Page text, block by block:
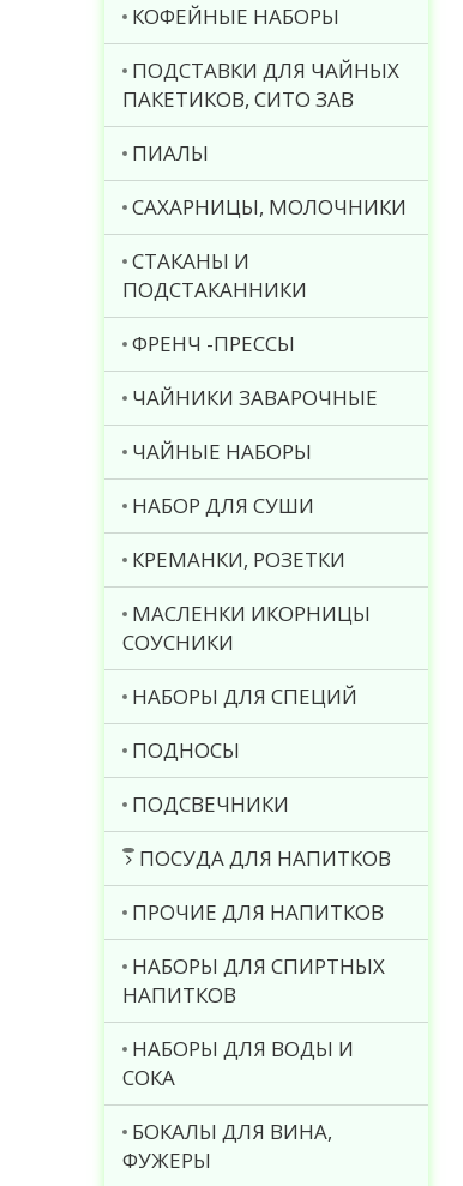
КОФЕЙНЫЕ НАБОРЫ
ПОДСТАВКИ ДЛЯ ЧАЙНЫХ
ПАКЕТИКОВ, СИТО ЗАВ
ПИАЛЫ
САХАРНИЦЫ, МОЛОЧНИКИ
СТАКАНЫ И
ПОДСТАКАННИКИ
ФРЕНЧ -ПРЕССЫ
ЧАЙНИКИ ЗАВАРОЧНЫЕ
ЧАЙНЫЕ НАБОРЫ
НАБОР ДЛЯ СУШИ
КРЕМАНКИ, РОЗЕТКИ
МАСЛЕНКИ ИКОРНИЦЫ
СОУСНИКИ
НАБОРЫ ДЛЯ СПЕЦИЙ
ПОДНОСЫ
ПОДСВЕЧНИКИ
ПОСУДА ДЛЯ НАПИТКОВ
ПРОЧИЕ ДЛЯ НАПИТКОВ
НАБОРЫ ДЛЯ СПИРТНЫХ
НАПИТКОВ
НАБОРЫ ДЛЯ ВОДЫ И
СОКА
БОКАЛЫ ДЛЯ ВИНА,
ФУЖЕРЫ